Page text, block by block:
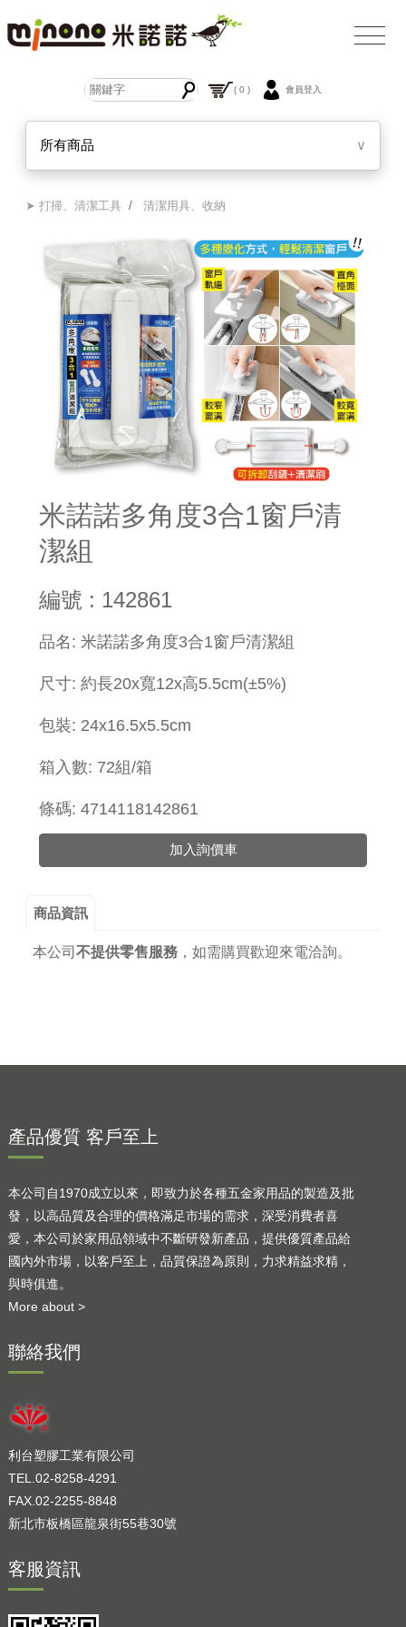
( 0 ) 會員登入
所有商品 ∨
➤ 打掃、清潔工具 /清潔用具、收納
米諾諾多角度3合1窗戶清
潔組
編號 : 142861
品名: 米諾諾多角度3合1窗戶清潔組
尺寸: 約長20x寬12x高5.5cm(±5%)
包裝: 24x16.5x5.5cm
箱入數: 72組/箱
條碼: 4714118142861
加入詢價車
商品資訊
本公司 不提供零售服務， 如需購買歡迎來電洽詢。
產品優質 客戶至上
本公司自1970成立以來，即致力於各種五金家用品的製造及批
發，以高品質及合理的價格滿足市場的需求，深受消費者喜
愛，本公司於家用品領域中不斷研發新產品，提供優質產品給
國內外市場，以客戶至上，品質保證為原則，力求精益求精，
與時俱進。
More about >
聯絡我們
利台塑膠工業有限公司
TEL.02-8258-4291
FAX.02-2255-8848
新北市板橋區龍泉街55巷30號
客服資訊